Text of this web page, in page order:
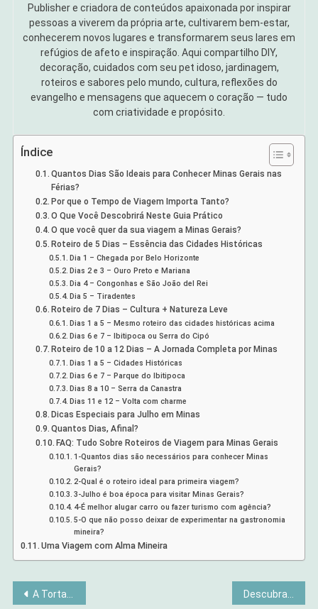
Publisher e criadora de conteúdos apaixonada por inspirar
pessoas a viverem da própria arte, cultivarem bem-estar,
conhecerem novos lugares e transformarem seus lares em
refúgios de afeto e inspiração. Aqui compartilho DIY,
decoração, cuidados com seu pet idoso, jardinagem,
roteiros e sabores pelo mundo, cultura, reflexões do
evangelho e mensagens que aquecem o coração — tudo
com criatividade e propósito.
Índice
Quantos Dias São Ideais para Conhecer Minas Gerais nas
Férias?
Por que o Tempo de Viagem Importa Tanto?
O Que Você Descobrirá Neste Guia Prático
O que você quer da sua viagem a Minas Gerais?
Roteiro de 5 Dias – Essência das Cidades Históricas
Dia 1 – Chegada por Belo Horizonte
Dias 2 e 3 – Ouro Preto e Mariana
Dia 4 – Congonhas e São João del Rei
Dia 5 – Tiradentes
Roteiro de 7 Dias – Cultura + Natureza Leve
Dias 1 a 5 – Mesmo roteiro das cidades históricas acima
Dias 6 e 7 – Ibitipoca ou Serra do Cipó
Roteiro de 10 a 12 Dias – A Jornada Completa por Minas
Dias 1 a 5 – Cidades Históricas
Dias 6 e 7 – Parque do Ibitipoca
Dias 8 a 10 – Serra da Canastra
Dias 11 e 12 – Volta com charme
Dicas Especiais para Julho em Minas
Quantos Dias, Afinal?
FAQ: Tudo Sobre Roteiros de Viagem para Minas Gerais
1-Quantos dias são necessários para conhecer Minas
Gerais?
2-Qual é o roteiro ideal para primeira viagem?
3-Julho é boa época para visitar Minas Gerais?
4-É melhor alugar carro ou fazer turismo com agência?
5-O que não posso deixar de experimentar na gastronomia
mineira?
Uma Viagem com Alma Mineira
Navegação
A Torta de Chocolate Mais Fácil do Mundo (Sem Forno!) Descubra os 5 Exercícios Mais Eficazes para Acabar com Dores nas Costas em Casa